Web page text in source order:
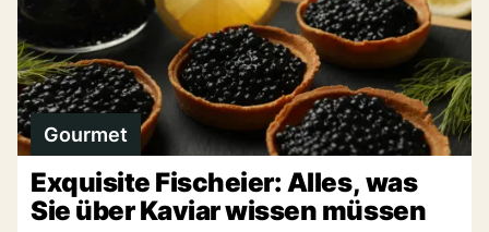
Gourmet
Exquisite Fischeier: Alles, was
Sie über Kaviar wissen müssen